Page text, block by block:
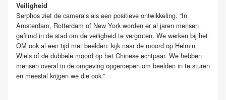
Veiligheid
Serphos ziet de camera’s als een positieve ontwikkeling. “In
Amsterdam, Rotterdam of New York worden er al jaren mensen
gefilmd in de stad om de veiligheid te vergroten. We werken bij het
OM ook al een tijd met beelden: kijk naar de moord op Helmin
Wiels of de dubbele moord op het Chinese echtpaar. We hebben
mensen overal in de omgeving opgeroepen om beelden in te sturen
en meestal krijgen we die ook.”